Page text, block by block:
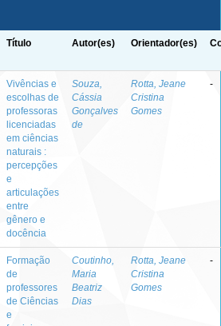
Título Autor(es) Orientador(es)
Vivências e
escolhas de
professoras
licenciadas
em ciências
naturais :
percepções
e
articulações
entre
gênero e
docência
Souza,
Cássia
Gonçalves
de
Rotta, Jeane
Cristina
Gomes
-
Formação
de
professores
de Ciências
e
Coutinho,
Maria
Beatriz
Dias
Rotta, Jeane
Cristina
Gomes
-